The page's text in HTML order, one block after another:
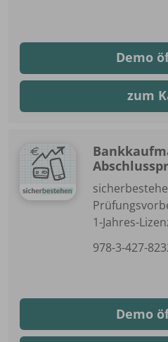
Demo
zum
1-Jahres-
978-3-427-
Demo